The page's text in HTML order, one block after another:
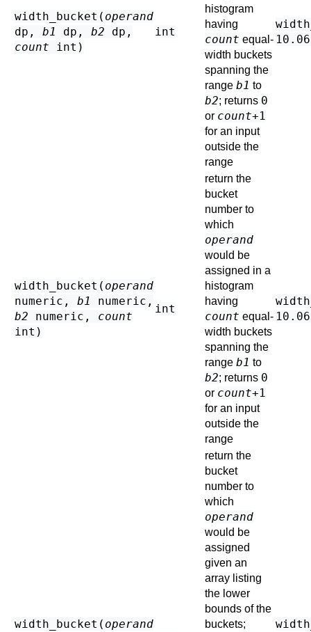
width_bucket( operand
dp , b1 dp , b2 dp ,
count
int )
int
histogram
having
count equal-
width buckets
spanning the
range b1 to
b2; returns 0
or count+1
for an input
outside the
range
width_bucket( operand
numeric , b1 numeric ,
b2
numeric , count
int )
int
return the
bucket
number to
which
operand
would be
assigned in a
histogram
having
count equal-
width buckets
spanning the
range b1 to
b2; returns 0
or count+1
for an input
outside the
range
width_bucket( operand
return the
bucket
number to
which
operand
would be
assigned
given an
array listing
the lower
bounds of the
buckets;